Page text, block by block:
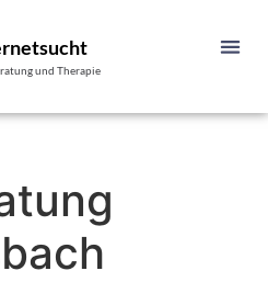
und Therapie